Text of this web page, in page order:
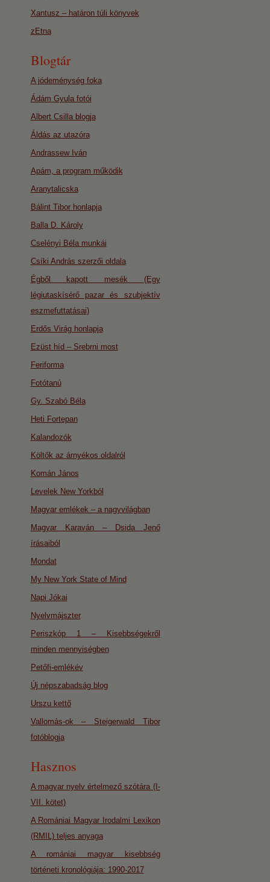
Xantusz – határon túli könyvek
zEtna
Blogtár
A jódeménység foka
Ádám Gyula fotói
Albert Csilla blogja
Áldás az utazóra
Andrassew Iván
Apám, a program működik
Aranytalicska
Bálint Tibor honlapja
Balla D. Károly
Cselényi Béla munkái
Csíki András szerzői oldala
Égből kapott mesék (Egy
légiutaskísérő pazar és szubjektív
eszmefuttatásai)
Erdős Virág honlapja
Ezüst híd – Srebrni most
Feriforma
Fotótanú
Gy. Szabó Béla
Heti Fortepan
Kalandozók
Költők az árnyékos oldalról
Komán János
Levelek New Yorkból
Magyar emlékek – a nagyvilágban
Magyar Karaván – Dsida Jenő
írásaiból
Mondat
My New York State of Mind
Napi Jókai
Nyelvmájszter
Periszkóp 1 – Kisebbségekről
minden mennyiségben
Petőfi-emlékév
Új népszabadság blog
Urszu kettő
Vallomás-ok – Steigerwald Tibor
fotóblogja
Hasznos
A magyar nyelv értelmező szótára (I-
VII. kötet)
A Romániai Magyar Irodalmi Lexikon
(RMIL) teljes anyaga
A romániai magyar kisebbség
történeti kronológiája: 1990-2017